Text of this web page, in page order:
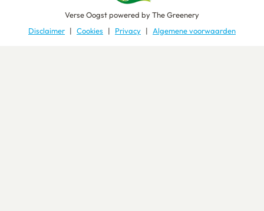
Verse Oogstpowered byThe Greenery
Disclaimer
Cookies Privacy Algemene voorwaarden